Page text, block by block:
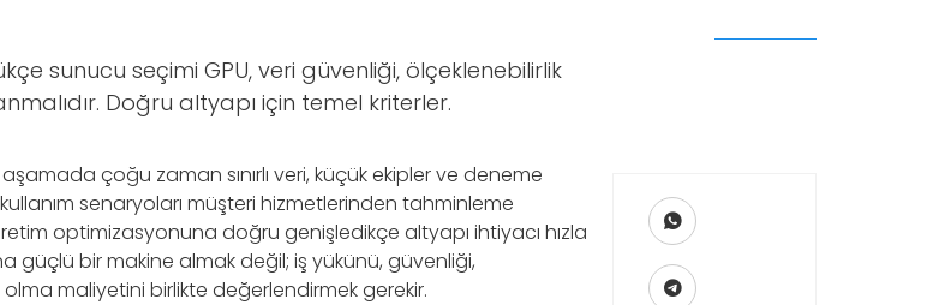
sunucu seçimi GPU, veri güvenliği, ölçeklenebilirlik
Doğru altyapı için temel kriterler.
çoğu zaman sınırlı veri, küçük ekipler ve deneme
senaryoları müşteri hizmetlerinden tahminleme
optimizasyonuna doğru genişledikçe altyapı ihtiyacı hızla
güçlü bir makine almak değil; iş yükünü, güvenliği,
maliyetini birlikte değerlendirmek gerekir.